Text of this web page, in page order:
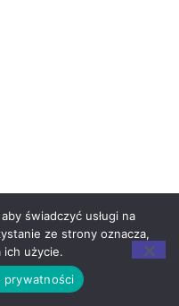
świadczyć usługi na
ze strony oznacza,
ich użycie.
prywatności